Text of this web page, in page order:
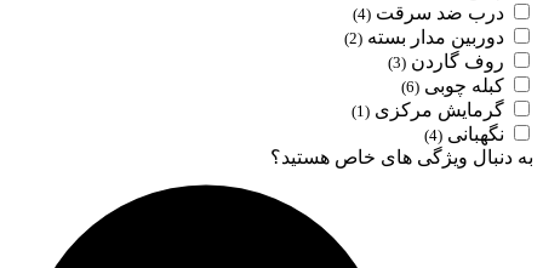
درب ضد سرقت (4)
دوربین مدار بسته (2)
روف گاردن (3)
کبله چوبی (6)
گرمایش مرکزی (1)
نگهبانی (4)
به دنبال ویژگی های خاص هستید؟